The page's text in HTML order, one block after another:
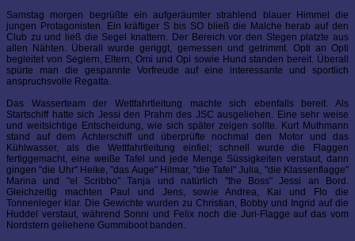
Samstag morgen begrüßte ein aufgeräumter strahlend blauer Himmel die
jungen Protagonisten. Ein kräftiger S bis SO bließ die Malche herab auf den
Club zu und ließ die Segel knattern. Der Bereich vor den Stegen platzte aus
allen Nähten. Überall wurde geriggt, gemessen und getrimmt. Opti an Opti
begleitet von Seglern, Eltern, Omi und Opi sowie Hund standen bereit. Überall
spürte man die gespannte Vorfreude auf eine interessante und sportlich
anspruchsvolle Regatta.
Das Wasserteam der Wettfahrtleitung machte sich ebenfalls bereit. Als
Startschiff hatte sich Jessi den Prahm des JSC ausgeliehen. Eine sehr weise
und weitsichtige Entscheidung, wie sich später zeigen sollte. Kurt Muthmann
stand auf dem Achterschiff und überprüfte nochmal den Motor und das
Kühlwasser, als die Wettfahrtleitung einfiel; schnell wurde die Flaggen
fertiggemacht, eine weiße Tafel und jede Menge Süssigkeiten verstaut, dann
gingen "die Uhr" Heike, "das Auge" Hilmar, "die Tafel" Julia, "die Klassenflagge"
Marina und "el Scribbo" Tanja und natürlich "the Boss" Jessi an Bord.
Gleichzeitig machten Paul und Jens, sowie Andrea, Kai und Flo die
Tonnenleger klar. Die Gewichte wurden zu Christian, Bobby und Ingrid auf die
Huddel verstaut, während Sonni und Felix noch die Juri-Flagge auf das vom
Nordstern geliehene Gummiboot banden.